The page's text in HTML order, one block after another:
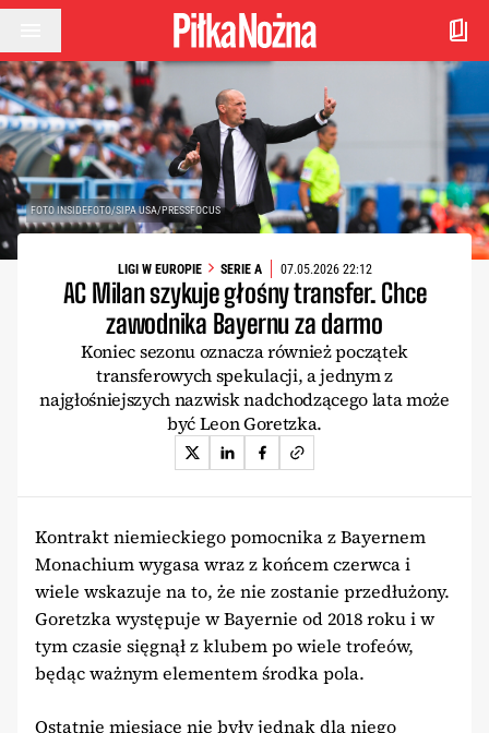
Przejdź do treści
FOTO INSIDEFOTO/SIPA USA/PRESSFOCUS
LIGI W EUROPIE SERIE A 07.05.2026 22:12
AC Milan szykuje głośny transfer. Chce
zawodnika Bayernu za darmo
Koniec sezonu oznacza również początek
transferowych spekulacji, a jednym z
najgłośniejszych nazwisk nadchodzącego lata może
być Leon Goretzka.
Kontrakt niemieckiego pomocnika z Bayernem
Monachium wygasa wraz z końcem czerwca i
wiele wskazuje na to, że nie zostanie przedłużony.
Goretzka występuje w Bayernie od 2018 roku i w
tym czasie sięgnął z klubem po wiele trofeów,
będąc ważnym elementem środka pola.
Ostatnie miesiące nie były jednak dla niego